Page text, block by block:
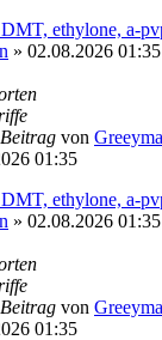
ethylone, a-
» 02.08.2026 01:35
von
01:35
ethylone, a-
» 02.08.2026 01:35
von
01:35